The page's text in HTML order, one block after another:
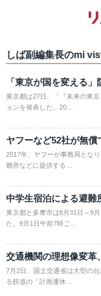
しば副編集長のmi
「東京が国を変える
東京都は27日、「『未来の東
ョンを発表した。20…
ヤフーなど52社が無償
2017年、ヤフーが事務局とな
難所などに提供する…
中学生宿泊による避難
東京都と多摩市は8月31日～9
た。9月1日午前7時ご…
交通機関の理想像変革
7月2日、国土交通省は大型の
る鉄道の「計画運休…